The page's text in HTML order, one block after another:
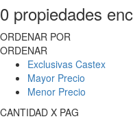
0 propiedades
ORDENAR POR
ORDENAR
Exclusivas Castex
Mayor Precio
Menor Precio
CANTIDAD X PAG